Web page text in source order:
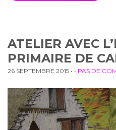
ATELIER AVEC
PRIMAIRE DE
26 SEPTEMBRE 2015 • • PAS DE